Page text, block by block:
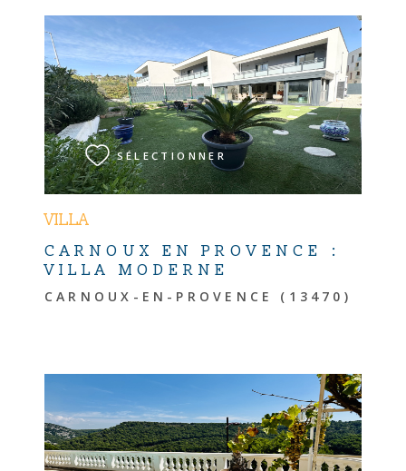
VILLA
CARNOUX EN PROVENCE :
VILLA MODERNE
CARNOUX-EN-PROVENCE (13470)
SÉLECTIONNER
VOIR LE BIEN
VOIR LE BIEN